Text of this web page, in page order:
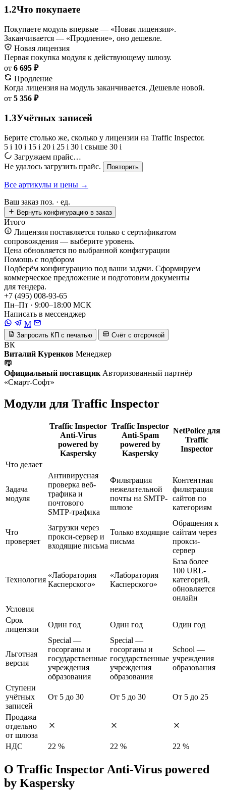
1.2Что покупаете
Покупаете модуль впервые — «Новая лицензия».
Заканчивается — «Продление», оно дешевле.
Новая лицензия
Первая покупка модуля к действующему шлюзу.
от 6 695 ₽
Продление
Когда лицензия на модуль заканчивается. Дешевле новой.
от 5 356 ₽
1.3Учётных записей
Берите столько же, сколько у лицензии на Traffic Inspector.
5 i 10 i 15 i 20 i 25 i 30 i свыше 30 i
Загружаем прайс…
Не удалось загрузить прайс.
Повторить
Все артикулы и цены →
Ваш заказ поз. · ед.
Вернуть конфигурацию в заказ
Итого
Лицензия поставляется только с сертификатом
сопровождения — выберите уровень.
Цена обновляется по выбранной конфигурации
Помощь с подбором
Подберём конфигурацию под ваши задачи. Сформируем
коммерческое предложение и подготовим документы
для тендера.
+7 (495) 008-93-65
Пн–Пт · 9:00–18:00 МСК
Написать в мессенджер
M
Запросить КП с печатью Счёт с отсрочкой
ВК
Виталий Куренков Менеджер
Официальный поставщик Авторизованный партнёр
«Смарт-Софт»
Модули для Traffic Inspector
Traffic Inspector
Anti-Virus
powered by
Kaspersky
Traffic Inspector
Anti-Spam
powered by
Kaspersky
NetPolice для
Traffic
Inspector
Что делает
Задача
модуля
Антивирусная
проверка веб-
трафика и
почтового
SMTP-трафика
Фильтрация
нежелательной
почты на SMTP-
шлюзе
Контентная
фильтрация
сайтов по
категориям
Что
проверяет
Загрузки через
прокси-сервер и
входящие письма
Только входящие
письма
Обращения к
сайтам через
прокси-
сервер
Технология
«Лаборатория
Касперского»
«Лаборатория
Касперского»
База более
100 URL-
категорий,
обновляется
онлайн
Условия
Срок
лицензии
Один год Один год Один год
Льготная
версия
Special —
госорганы и
государственные
учреждения
образования
Special —
госорганы и
государственные
учреждения
образования
School —
учреждения
образования
Ступени
учётных
записей
От 5 до 30 От 5 до 30 От 5 до 25
Продажа
отдельно
от шлюза
НДС
22 % 22 % 22 %
О Traffic Inspector Anti-Virus powered
by Kaspersky